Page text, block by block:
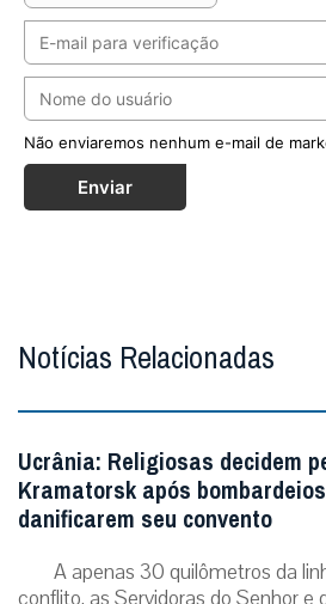
Ucrânia: Religiosas decidem
Kramatorsk após
danificarem seu convento
A apenas 30 quilômetros da
São John Henry Newman:
Neste 11 de agosto, celebra-se
aniversário da morte do cardeal
MAIS